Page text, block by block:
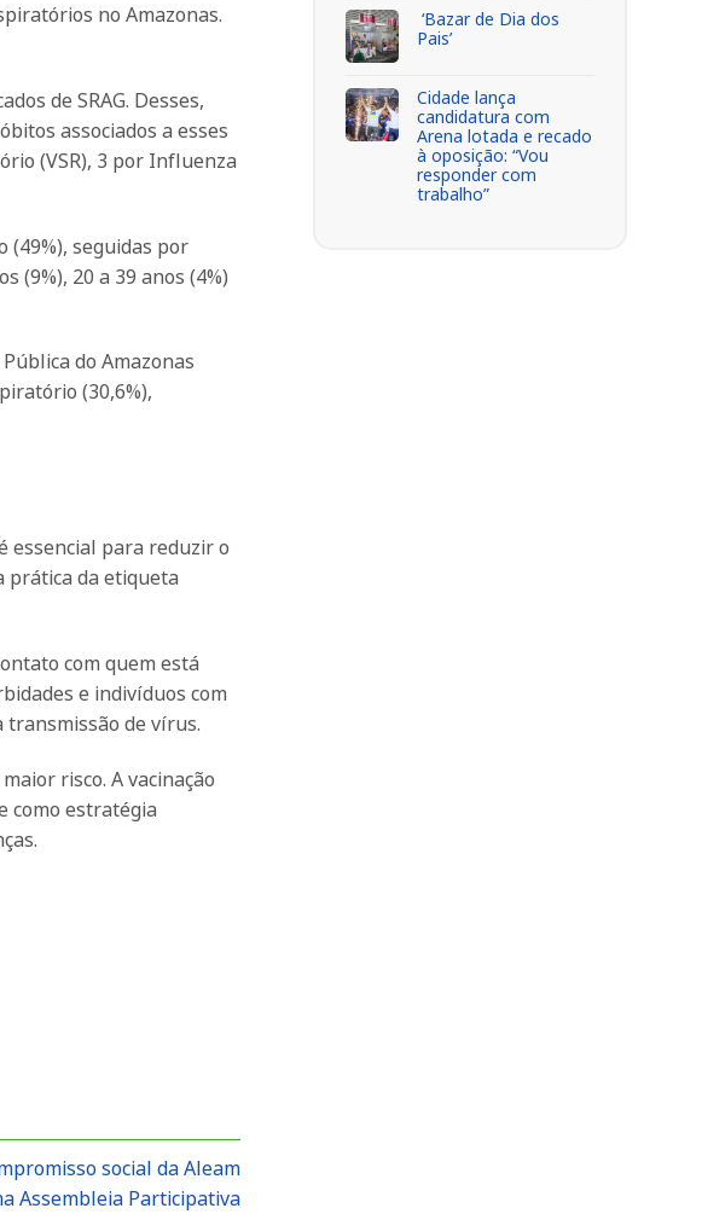
no Amazonas.
de SRAG. Desses,
associados a esses
(VSR), 3 por Influenza
(49%), seguidas por
(9%), 20 a 39 anos (4%)
do Amazonas
(30,6%),
essencial para reduzir o
prática da etiqueta
com quem está
e indivíduos com
de vírus.
risco. A vacinação
como estratégia
social da Aleam
Assembleia Participativa
‘Bazar de Dia dos
Pais’
Cidade lança
candidatura com
Arena lotada e recado
à oposição: “Vou
responder com
trabalho”